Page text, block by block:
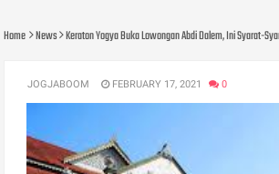
Home News Keraton Yogya Buka Lowongan Abdi Dalem, Ini Syarat-
JOGJABOOM FEBRUARY 17, 2021 0